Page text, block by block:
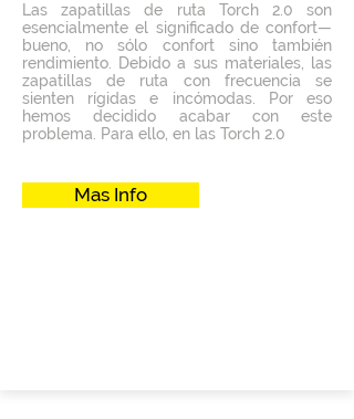
Las zapatillas de ruta Torch 2.0 son
esencialmente el significado de confort—
bueno, no sólo confort sino también
rendimiento. Debido a sus materiales, las
zapatillas de ruta con frecuencia se
sienten rígidas e incómodas. Por eso
hemos decidido acabar con este
problema. Para ello, en las Torch 2.0
Mas Info